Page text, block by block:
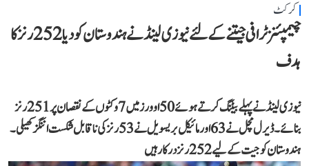
کرکٹ
چیمپئنز ٹرافی جیتنے کے لئے نیوزی لینڈ نے ہندوستان کو دیا 252 رنز کا
ہدف
نیوزی لینڈ نے پہلے بیٹنگ کرتے ہوئے 50 اوورز میں 7 وکٹوں کے نقصان پر 251 رنز
بنائے۔ ڈیرل مچل نے 63 اور مائیکل بریسویل نے 53 رنز کی ناقابل شکست اننگز کھیلی۔
ہندوستان کو جیت کے لیے 252 رنز درکار ہیں